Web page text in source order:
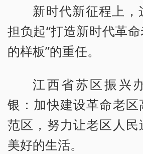
新时代新征程上，
担负起“打造新时代革
的样板”的重任。
江西省苏区振兴
银：加快建设革命老
范区，努力让老区人
美好的生活。